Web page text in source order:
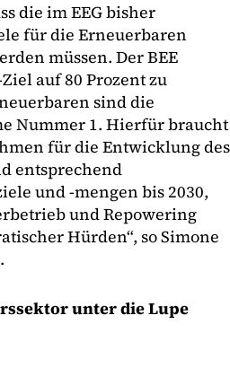
die im EEG bisher
für die Erneuerbaren
müssen. Der BEE
auf 80 Prozent zu
sind die
Nummer 1. Hierfür braucht
für die Entwicklung des
entsprechend
und -mengen bis 2030,
und Repowering
Hürden“, so Simone
unter die Lupe